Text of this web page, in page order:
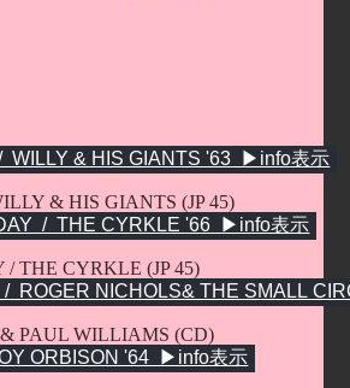
& HIS GIANTS (JP 45)
THE CYRKLE (JP 45)
PAUL WILLIAMS (CD)